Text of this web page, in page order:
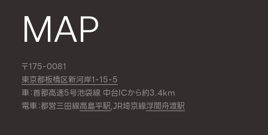
MAP
〒175-0081
東京都板橋区新河岸1-15-5
車：首都高速5号池袋線 中台ICから約3.4km
電車：都営三田線高島平駅,JR埼京線浮間舟渡駅